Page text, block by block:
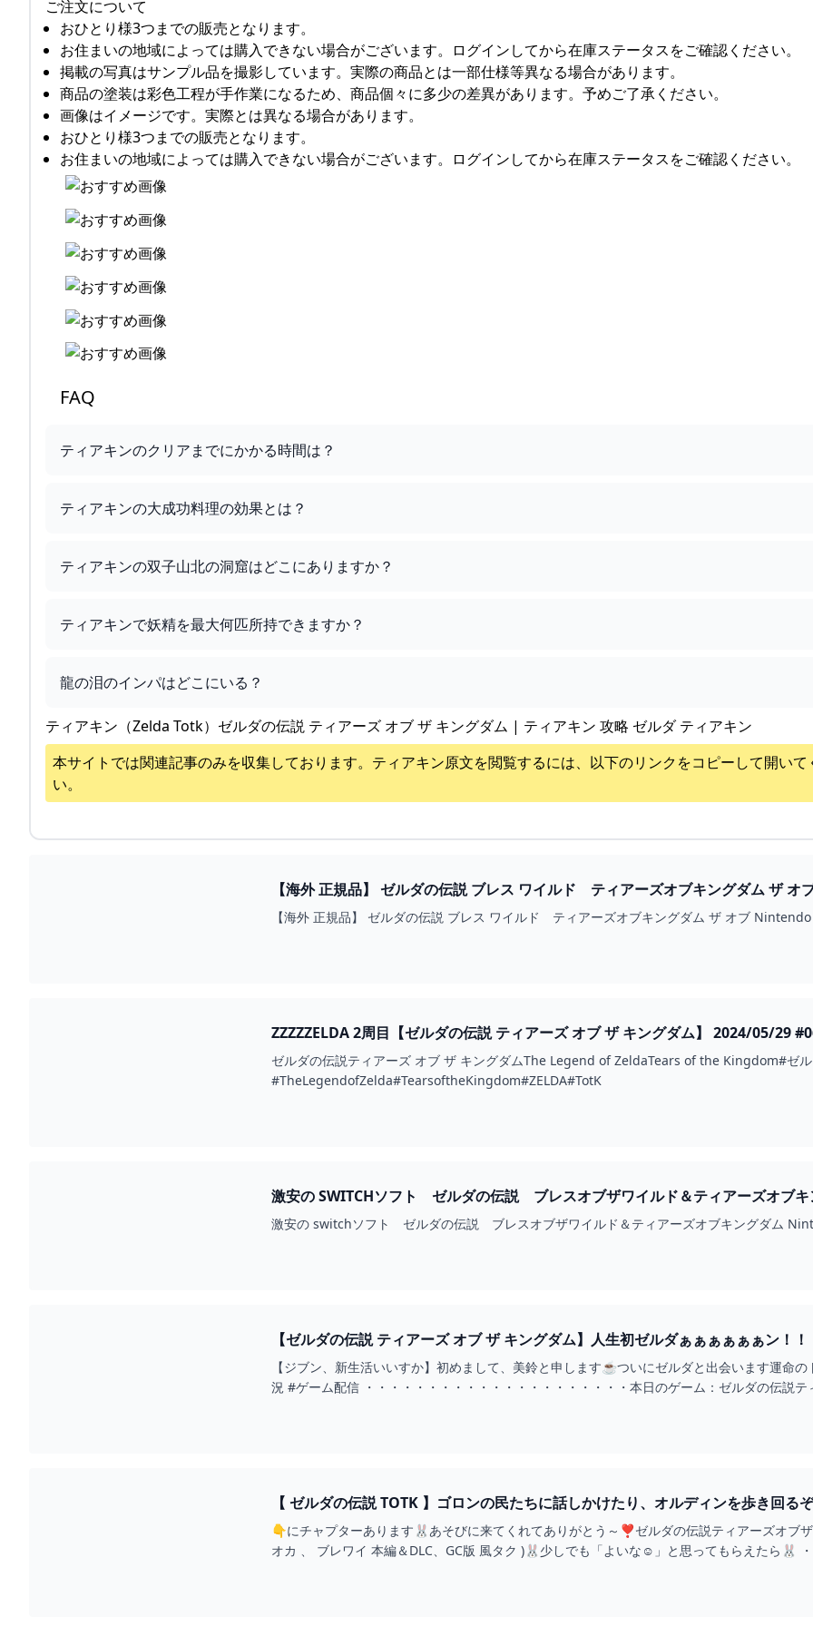
ご注文について
おひとり様3つまでの販売となります。
お住まいの地域によっては購入できない場合がございます。ログインしてから在庫ステータスをご確認ください。
掲載の写真はサンプル品を撮影しています。実際の商品とは一部仕様等異なる場合があります。
商品の塗装は彩色工程が手作業になるため、商品個々に多少の差異があります。予めご了承ください。
画像はイメージです。実際とは異なる場合があります。
おひとり様3つまでの販売となります。
お住まいの地域によっては購入できない場合がございます。ログインしてから在庫ステータスをご確認ください。
FAQ
ティアキンのクリアまでにかかる時間は？
ティアキンの大成功料理の効果とは？
ティアキンの双子山北の洞窟はどこにありますか？
ティアキンで妖精を最大何匹所持できますか？
龍の泪のインパはどこにいる？
ティアキン（Zelda Totk）ゼルダの伝説 ティアーズ オブ ザ キングダム | ティアキン 攻略 ゼルダ ティアキン
本サイトでは関連記事のみを収集しております。 ティアキン原文を閲覧するには、以下のリンクをコピーして開いて
い。
【海外 正規品】 ゼルダの伝説 ブレス ワイルド ティアーズオブキングダム ザ オ
【海外 正規品】 ゼルダの伝説 ブレス ワイルド ティアーズオブキングダム ザ オブ
ZZZZZELDA 2周目【ゼルダの伝説 ティアーズ オブ ザ キングダム】 2024/05/29
ゼルダの伝説ティアーズ オブ ザ キングダムThe Legend of ZeldaTears of the Kingdom#ゼ
#TheLegendofZelda#TearsoftheKingdom#ZELDA#TotK
激安の SWITCHソフト ゼルダの伝説 ブレスオブザワイルド＆ティアーズオブキ
BESTCHEERSTONE.COM
激安の switchソフト ゼルダの伝説 ブレスオブザワイルド＆ティアーズオブキングダム
【ゼルダの伝説 ティアーズ オブ ザ キングダム】人生初ゼルダぁぁぁぁぁぁン！
【ジブン、新生活いいすか】初めまして、美鈴と申します☕ついにゼルダと出会います運命
況 #ゲーム配信 ・・・・・・・・・・・・・・・・・・・・・本日のゲーム：ゼルダの伝説ティアーズオブザキングダム配信タグ：#ミレイタイム◆Twitch
【 ゼルダの伝説 TOTK 】ゴロンの民たちに話しかけたり、オルディンを歩き回
ングダム 初見プレイ 【 #ろるこのおうち 】 - YOUTUBE
👇にチャプターあります🐰あそびに来てくれてありがとう～❣ゼルダの伝説ティアーズオ
オカ 、 ブレワイ 本編＆DLC、GC版 風タク )🐰少しでも「よいな☺」と思ってもらえたら🐰